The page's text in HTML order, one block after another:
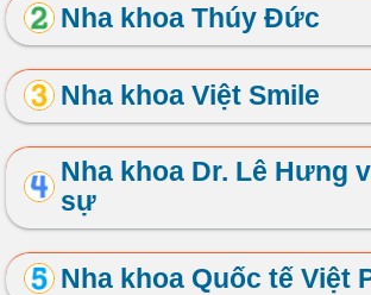
Nha khoa Thúy Đức
Nha khoa Vi ệt Smile
Nha khoa Dr. Lê Hưng
sự
Nha khoa Quốc tế Việt